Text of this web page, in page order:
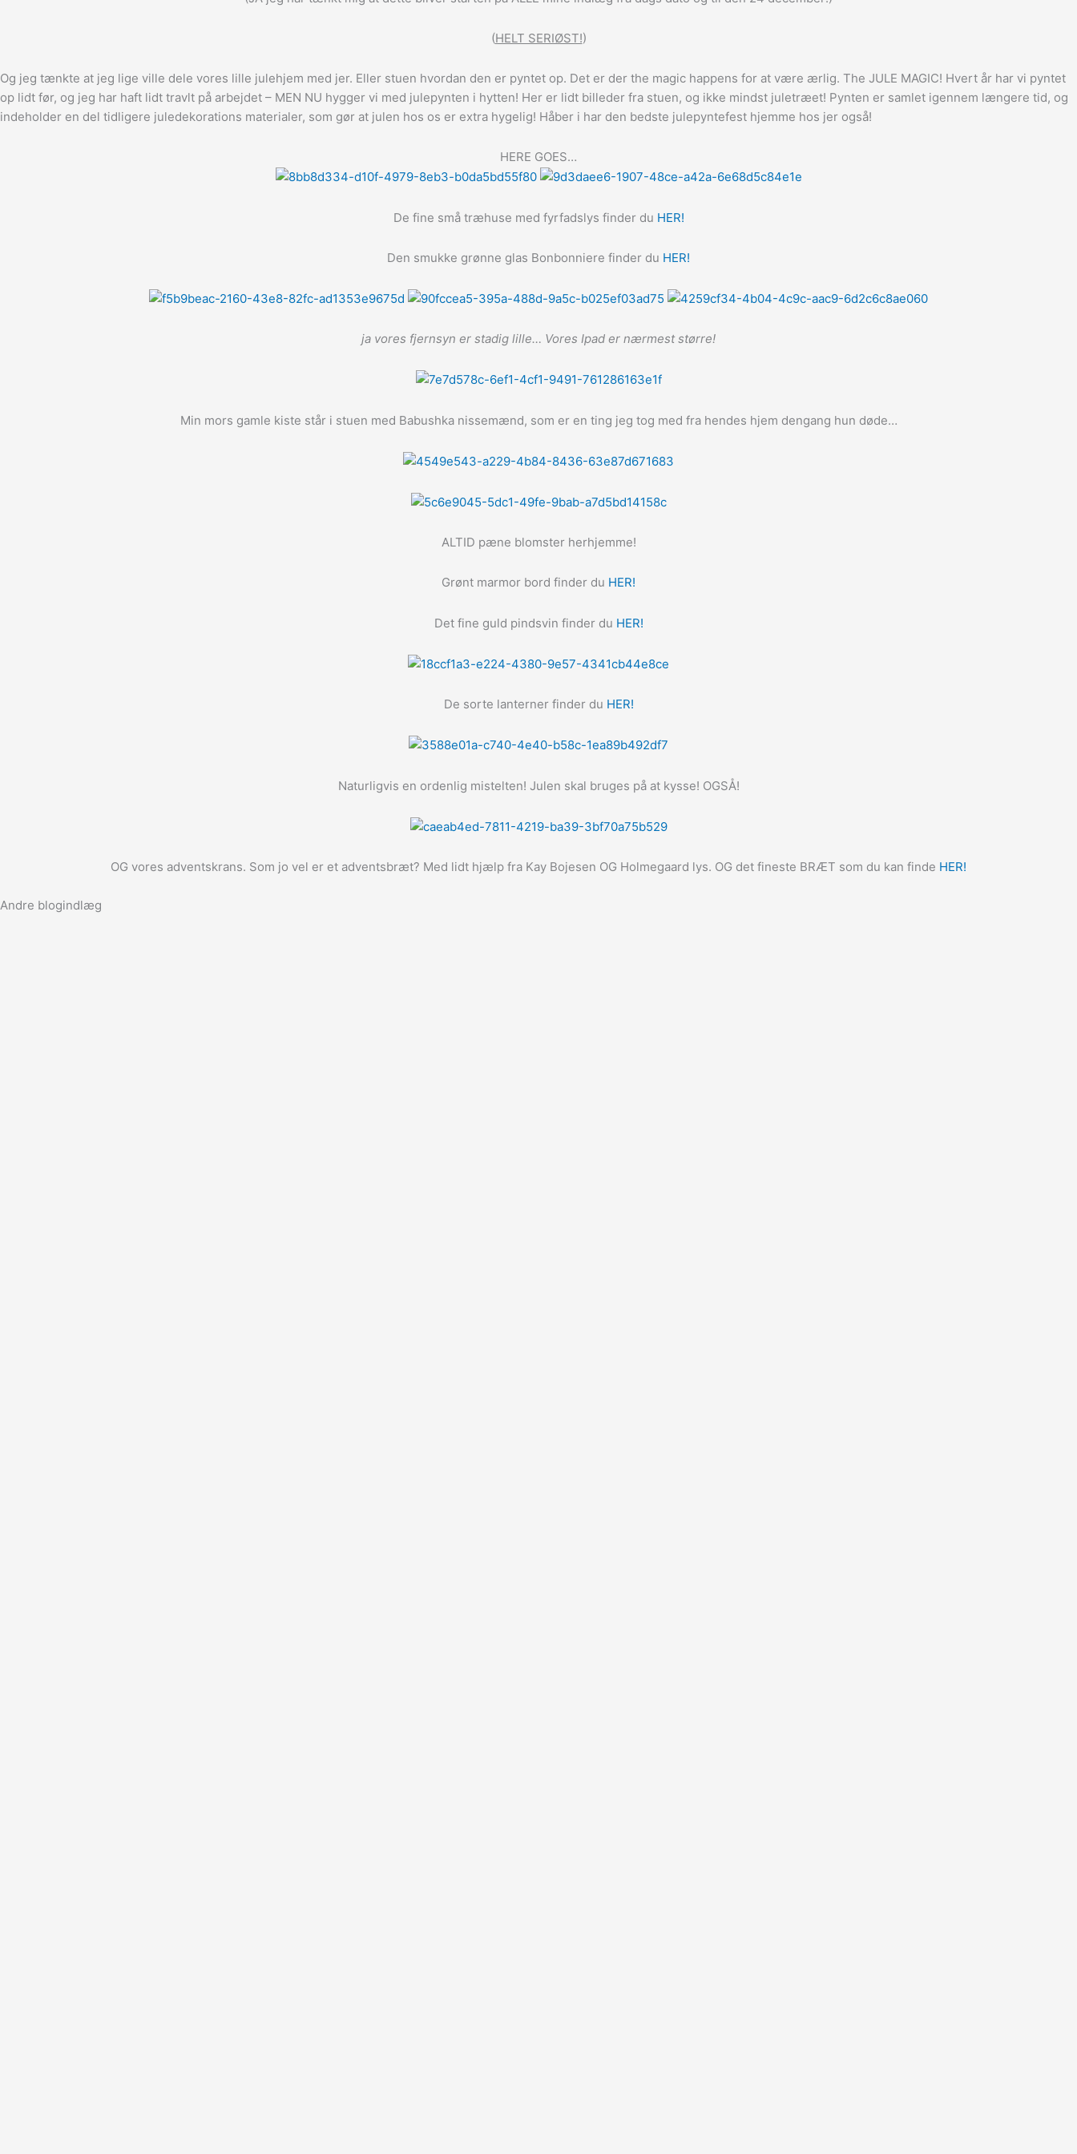
(HELT SERIØST!)
Og jeg tænkte at jeg lige ville dele vores lille julehjem med jer. Eller stuen hvordan den er pyntet op. Det er der the magic happens for at være ærlig. The JULE MAGIC! Hvert år har vi pyntet
op lidt før, og jeg har haft lidt travlt på arbejdet – MEN NU hygger vi med julepynten i hytten! Her er lidt billeder fra stuen, og ikke mindst juletræet! Pynten er samlet igennem længere tid, og
indeholder en del tidligere juledekorations materialer, som gør at julen hos os er extra hygelig! Håber i har den bedste julepyntefest hjemme hos jer også!
HERE GOES…
De fine små træhuse med fyrfadslys finder du HER!
Den smukke grønne glas Bonbonniere finder du HER!
ja vores fjernsyn er stadig lille… Vores Ipad er nærmest større!
Min mors gamle kiste står i stuen med Babushka nissemænd, som er en ting jeg tog med fra hendes hjem dengang hun døde…
ALTID pæne blomster herhjemme!
Grønt marmor bord finder du HER!
Det fine guld pindsvin finder du HER!
De sorte lanterner finder du HER!
Naturligvis en ordenlig mistelten! Julen skal bruges på at kysse! OGSÅ!
OG vores adventskrans. Som jo vel er et adventsbræt? Med lidt hjælp fra Kay Bojesen OG Holmegaard lys. OG det fineste BRÆT som du kan finde HER!
Andre blogindlæg